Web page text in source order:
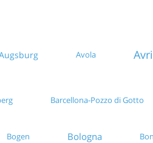
Avola
Barcellona-Pozzo di Gotto
Bogen Bologna